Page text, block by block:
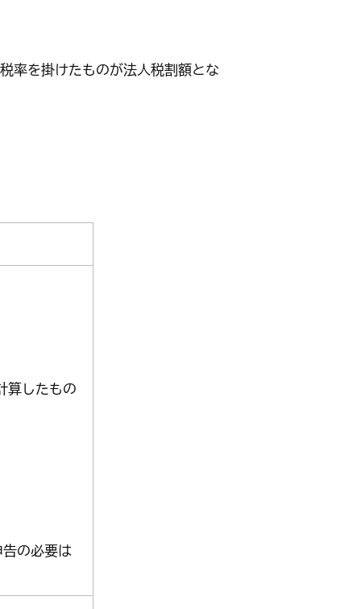
率を掛けたものが法人税割額とな
算したもの
の必要は